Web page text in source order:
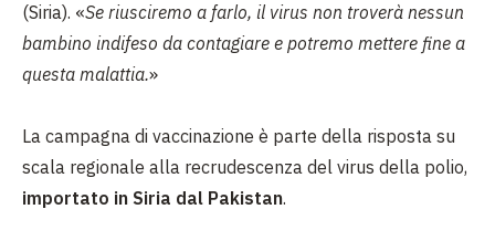
(Siria). «Se riusciremo a farlo, il virus non troverà nessun
bambino indifeso da contagiare e potremo mettere fine a
questa malattia.»
La campagna di vaccinazione è parte della risposta su
scala regionale alla recrudescenza del virus della polio,
importato in Siria dal Pakistan.